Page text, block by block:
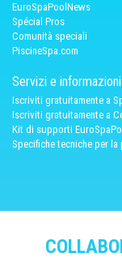
EuroSpaPoolNews
Spécial Pros
Comunità speciali
PiscineSpa.com
Servizi e informazioni
Iscriviti gratuitamente a
Iscriviti gratuitamente a
Kit di supporti
Specifiche tecniche per la